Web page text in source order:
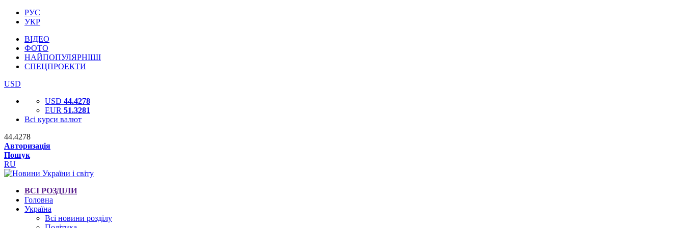
РУС
УКР
ВІДЕО
ФОТО
НАЙПОПУЛЯРНІШІ
СПЕЦПРОЕКТИ
USD
USD 44.4278
EUR 51.3281
Всі курси валют
44.4278
Авторизація
Пошук
RU
ВСІ РОЗДІЛИ
Головна
Україна
Всі новини розділу